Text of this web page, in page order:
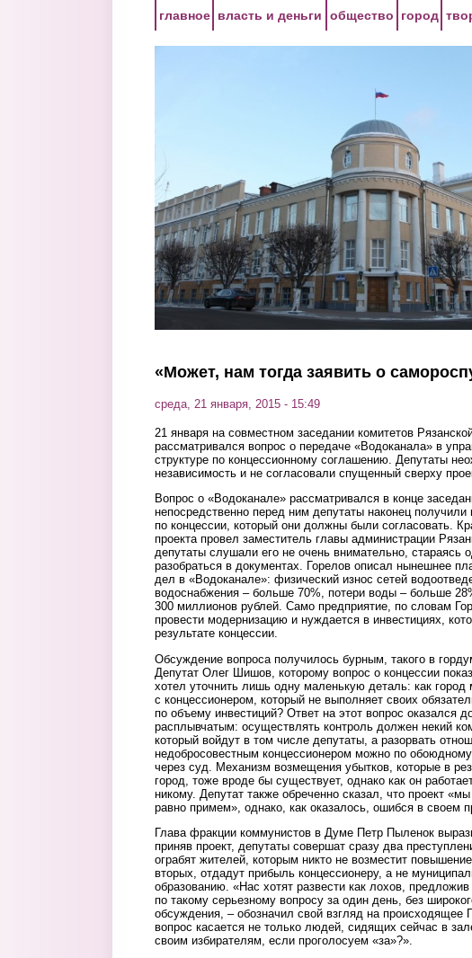
главное власть и деньги общество город
«Может, нам тогда заявить о
среда, 21 января, 2015 - 15:49
21 января на совместном заседании комитетов
рассматривался вопрос о передаче «Водоканала» в
структуре по концессионному соглашению. Депутаты
независимость и не согласовали спущенный сверху
Вопрос о «Водоканале» рассматривался в конце
непосредственно перед ним депутаты наконец получили
по концессии, который они должны были согласовать.
проекта провел заместитель главы администрации
депутаты слушали его не очень внимательно, стараясь
разобраться в документах. Горелов описал нынешнее
дел в «Водоканале»: физический износ сетей
водоснабжения – больше 70%, потери воды – больше
300 миллионов рублей. Само предприятие, по словам
провести модернизацию и нуждается в инвестициях,
результате концессии.
Обсуждение вопроса получилось бурным, такого в
Депутат Олег Шишов, которому вопрос о концессии
хотел уточнить лишь одну маленькую деталь: как город
с концессионером, который не выполняет своих
по объему инвестиций? Ответ на этот вопрос оказался
расплывчатым: осуществлять контроль должен некий
который войдут в том числе депутаты, а разорвать
недобросовестным концессионером можно по
через суд. Механизм возмещения убытков, которые в
город, тоже вроде бы существует, однако как он
никому. Депутат также обреченно сказал, что проект
равно примем», однако, как оказалось, ошибся в своем
Глава фракции коммунистов в Думе Петр Пыленок
приняв проект, депутаты совершат сразу два
ограбят жителей, которым никто не возместит
вторых, отдадут прибыль концессионеру, а не
образованию. «Нас хотят развести как лохов,
по такому серьезному вопросу за один день, без
обсуждения, – обозначил свой взгляд на происходящее
вопрос касается не только людей, сидящих сейчас в
своим избирателям, если проголосуем «за»?».